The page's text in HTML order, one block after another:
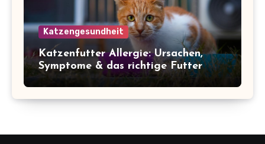
Katzengesundheit
Katzenfutter Allergie: Ursachen,
Symptome & das richtige Futter